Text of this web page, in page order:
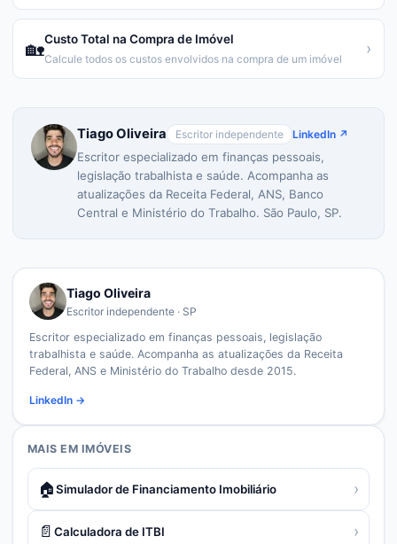
🏡Custo Total na Compra de Imóvel
Calcule todos os custos envolvidos na compra de um imóvel
›
Tiago Oliveira Escritor independente LinkedIn ↗
Escritor especializado em finanças pessoais,
legislação trabalhista e saúde. Acompanha as
atualizações da Receita Federal, ANS, Banco
Central e Ministério do Trabalho. São Paulo, SP.
Tiago Oliveira
Escritor independente · SP
Escritor especializado em finanças pessoais, legislação
trabalhista e saúde. Acompanha as atualizações da Receita
Federal, ANS e Ministério do Trabalho desde 2015.
LinkedIn →
MAIS EM IMÓVEIS
🏠Simulador de Financiamento Imobiliário ›
📄 Calculadora de ITBI ›